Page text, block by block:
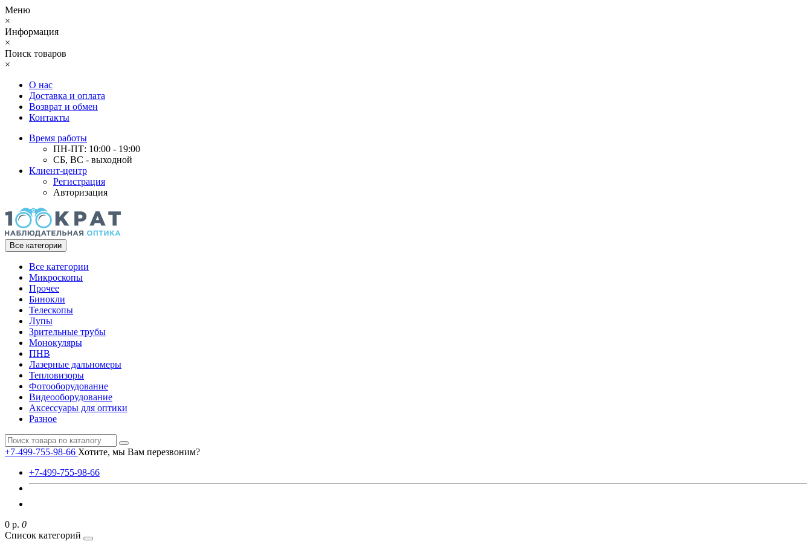
Меню
×
Информация
×
Поиск товаров
×
О нас
Доставка и оплата
Возврат и обмен
Контакты
Время работы
ПН-ПТ: 10:00 - 19:00
СБ, ВС - выходной
Клиент-центр
Регистрация
Авторизация
Все категории
Все категории
Микроскопы
Прочее
Бинокли
Телескопы
Лупы
Зрительные трубы
Монокуляры
ПНВ
Лазерные дальномеры
Тепловизоры
Фотооборудование
Видеооборудование
Аксессуары для оптики
Разное
+7-499-755-98-66 Хотите, мы Вам перезвоним?
+7-499-755-98-66
0 р. 0
Список категорий